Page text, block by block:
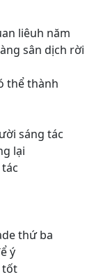
liêuh năm
sân dịch rời
thể thành
sáng tác
lại
thứ ba
ý
tốt